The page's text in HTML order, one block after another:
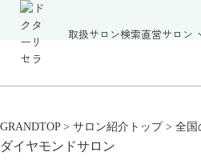
取扱サロン検索直営サロン
GRANDTOP > サロン紹介トップ > 全国
ダイヤモンドサロン